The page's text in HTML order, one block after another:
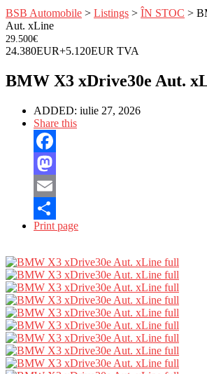
BSB Automobile > Listings > ÎN STOC >
Aut. xLine
29.500€
24.380EUR+5.120EUR TVA
BMW X3 xDrive30e Aut.
ADDED: iulie 27, 2026
Share this
Facebook
Mastodon
Email
Partajează
Print page